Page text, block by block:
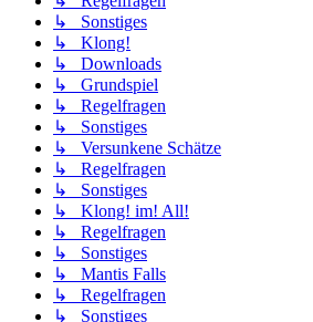
↳ Sonstiges
↳ Klong!
↳ Downloads
↳ Grundspiel
↳ Regelfragen
↳ Sonstiges
↳ Versunkene Schätze
↳ Regelfragen
↳ Sonstiges
↳ Klong! im! All!
↳ Regelfragen
↳ Sonstiges
↳ Mantis Falls
↳ Regelfragen
↳ Sonstiges